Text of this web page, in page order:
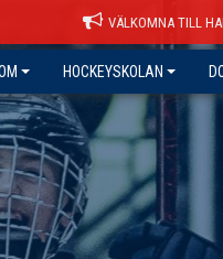
VÄLKOMNA TILL
HOCKEYSKOLAN